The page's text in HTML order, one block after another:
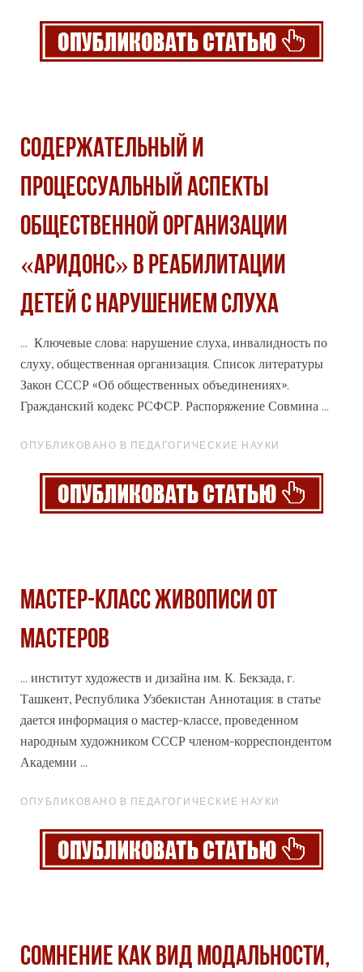
СОДЕРЖАТЕЛЬНЫЙ И
ПРОЦЕССУАЛЬНЫЙ АСПЕКТЫ
ОБЩЕСТВЕННОЙ ОРГАНИЗАЦИИ
«АРИДОНС» В РЕАБИЛИТАЦИИ
ДЕТЕЙ С НАРУШЕНИЕМ СЛУХА
... Ключевые слова: нарушение слуха, инвалидность по
слуху, общественная организация. Список литературы
Закон СССР «Об общественных объединениях».
Гражданский кодекс РСФСР. Распоряжение Совмина ...
ОПУБЛИКОВАНО В ПЕДАГОГИЧЕСКИЕ НАУКИ
МАСТЕР-КЛАСС ЖИВОПИСИ ОТ
МАСТЕРОВ
... институт художеств и дизайна им. К. Бекзада, г.
Ташкент, Республика Узбекистан Аннотация: в статье
дается информация о мастер-классе, проведенном
народным художником СССР членом-корреспондентом
Академии ...
ОПУБЛИКОВАНО В ПЕДАГОГИЧЕСКИЕ НАУКИ
СОМНЕНИЕ КАК ВИД МОДАЛЬНОСТИ,